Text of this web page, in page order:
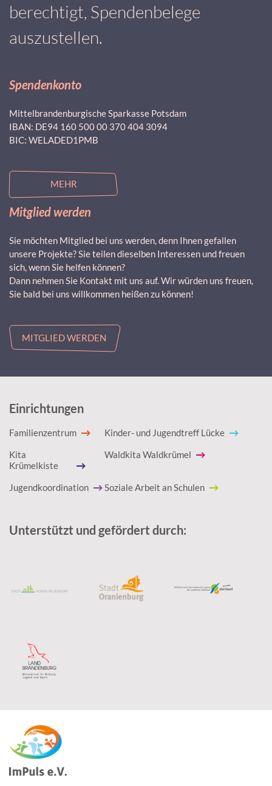
berechtigt, Spendenbelege
auszustellen.
Spendenkonto
Mittelbrandenburgische Sparkasse Potsdam
IBAN: DE94 160 500 00 370 404 3094
BIC: WELADED1PMB
MEHR
Mitglied werden
Sie möchten Mitglied bei uns werden, denn Ihnen gefallen
unsere Projekte? Sie teilen dieselben Interessen und freuen
sich, wenn Sie helfen können?
Dann nehmen Sie Kontakt mit uns auf. Wir würden uns freuen,
Sie bald bei uns willkommen heißen zu können!
MITGLIED WERDEN
Einrichtungen
Familienzentrum
Kinder- und Jugendtreff Lücke
Kita
Krümelkiste
Waldkita Waldkrümel
Jugendkoordination Soziale Arbeit an Schulen
Unterstützt und gefördert durch: